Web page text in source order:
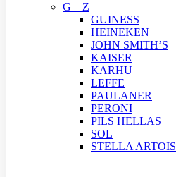
G – Z
GUINESS
HEINEKEN
JOHN SMITH’S
KAISER
KARHU
LEFFE
PAULANER
PERONI
PILS HELLAS
SOL
STELLA ARTOIS